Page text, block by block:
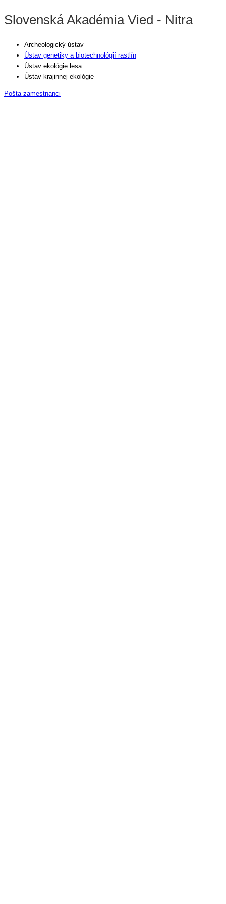
Slovenská Akadémia Vied - Nitra
Archeologický ústav
Ústav genetiky a biotechnológií rastlín
Ústav ekológie lesa
Ústav krajinnej ekológie
Pošta zamestnanci